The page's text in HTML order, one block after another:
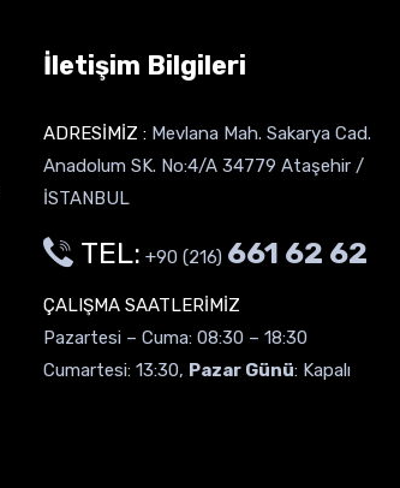
İletişim Bilgileri
ADRESİMİZ : Mevlana Mah. Sakarya Cad.
Anadolum SK. No:4/A 34779 Ataşehir /
İSTANBUL
TEL: +90 (216) 661 62 62
ÇALIŞMA SAATLERİMİZ
Pazartesi – Cuma: 08:30 – 18:30
Cumartesi: 13:30, Pazar Günü: Kapalı